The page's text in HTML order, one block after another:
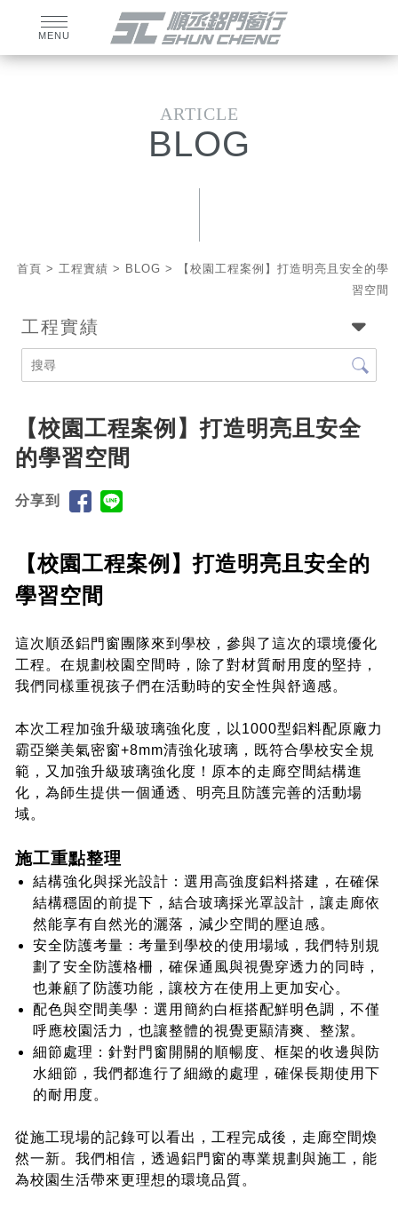
BLOG
首頁 > 工程實績 > BLOG > 【校園工程案例】打造明亮且安全的學
習空間
工程實績
【校園工程案例】打造明亮且安全
的學習空間
分享到
【校園工程案例】打造明亮且安全的
學習空間
這次順丞鋁門窗團隊來到學校，參與了這次的環境優化
工程。在規劃校園空間時，除了對材質耐用度的堅持，
我們同樣重視孩子們在活動時的安全性與舒適感。
本次工程加強升級玻璃強化度，以1000型鋁料配原廠力
霸亞樂美氣密窗+8mm清強化玻璃，既符合學校安全規
範，又加強升級玻璃強化度！原本的走廊空間結構進
化，為師生提供一個通透、明亮且防護完善的活動場
域。
施工重點整理
結構強化與採光設計：選用高強度鋁料搭建，在確保
結構穩固的前提下，結合玻璃採光罩設計，讓走廊依
然能享有自然光的灑落，減少空間的壓迫感。
安全防護考量：考量到學校的使用場域，我們特別規
劃了安全防護格柵，確保通風與視覺穿透力的同時，
也兼顧了防護功能，讓校方在使用上更加安心。
配色與空間美學：選用簡約白框搭配鮮明色調，不僅
呼應校園活力，也讓整體的視覺更顯清爽、整潔。
細節處理：針對門窗開關的順暢度、框架的收邊與防
水細節，我們都進行了細緻的處理，確保長期使用下
的耐用度。
從施工現場的記錄可以看出，工程完成後，走廊空間煥
然一新。我們相信，透過鋁門窗的專業規劃與施工，能
為校園生活帶來更理想的環境品質。